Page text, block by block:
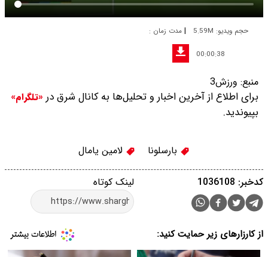
حجم ویدیو: 5.59M | مدت زمان :
00:00:38
منبع: ورزش3
برای اطلاع از آخرین اخبار و تحلیل‌ها به کانال شرق در «تلگرام»
بپیوندید.
بارسلونا لامین یامال
لینک کوتاه کدخبر: 1036108
از کارزارهای زیر حمایت کنید: